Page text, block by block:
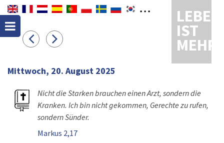
LEBEN
IST
MEHR
Mittwoch, 20. August 2025
Nicht die Starken brauchen einen Arzt, sondern die
Kranken. Ich bin nicht gekommen, Gerechte zu rufen,
sondern Sünder.
Markus 2,17